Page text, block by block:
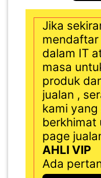
Jika
dalam IT
masa
produk
jualan ,
kami yang
berkhimat
page
AHLI VIP
Ada